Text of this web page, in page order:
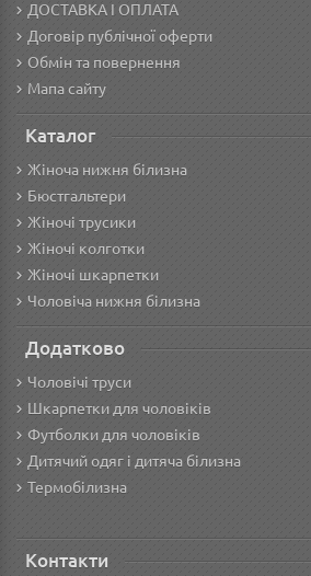
ДОСТАВКА І ОПЛАТА
Договір публічної оферти
Обмін та повернення
Мапа сайту
Каталог
Жіноча нижня білизна
Бюстгальтери
Жіночі трусики
Жіночі колготки
Жіночі шкарпетки
Чоловіча нижня білизна
Додатково
Чоловічі труси
Шкарпетки для чоловіків
Футболки для чоловіків
Дитячий одяг і дитяча білизна
Термобілизна
Контакти